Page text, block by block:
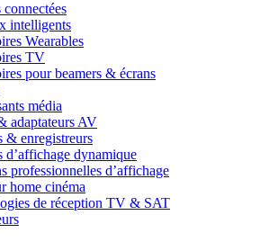
intelligents
Wearables
TV
pour beamers & écrans
média
adaptateurs AV
& enregistreurs
d’affichage dynamique
professionnelles d’affichage
home cinéma
de réception TV & SAT